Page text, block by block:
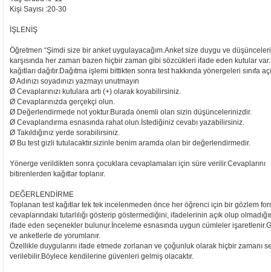
Kişi Sayısı :20-30
İŞLENİŞ
Öğretmen “Şimdi size bir anket uygulayacağım.Anket size duygu ve
karşısında her zaman bazen hiçbir zaman gibi sözcükleri ifade eden kutular
kağıtları dağıtır.Dağıtma işlemi bittikten sonra test hakkında yönergeleri sınıfa
Ø Adınızı soyadınızı yazmayı unutmayın
Ø Cevaplarınızı kutulara artı (+) olarak koyabilirsiniz.
Ø Cevaplarınızda gerçekçi olun.
Ø Değerlendirmede not yoktur.Burada önemli olan sizin düşüncelerinizdir.
Ø Cevaplandırma esnasında rahat olun.İstediğiniz cevabı yazabilirsiniz.
Ø Takıldığınız yerde sorabilirsiniz.
Ø Bu test gizli tutulacaktır.sizinle benim aramda olan bir değerlendirmedir.
Yönerge verildikten sonra çocuklara cevaplamaları için süre verilir.Cevaplarını
bitirenlerden kağıtlar toplanır.
DEĞERLENDİRME
Toplanan test kağıtlar tek tek incelenmeden önce her öğrenci için bir gözlem
cevaplarındaki tutarlılığı gösterip göstermediğini, ifadelerinin açık olup
ifade eden seçenekler bulunur.İnceleme esnasında uygun cümleler
ve anketlerle de yorumlanır.
Özellikle duygularını ifade etmede zorlanan ve çoğunluk olarak hiçbir zamanı
verilebilir.Böylece kendilerine güvenleri gelmiş olacaktır.